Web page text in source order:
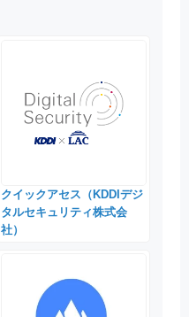
クイックアセス（KDDIデジ
タルセキュリティ株式会
社）